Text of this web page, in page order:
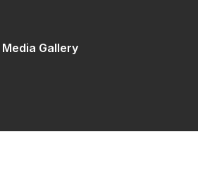
Media Gallery